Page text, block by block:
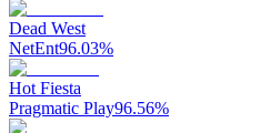
Dead West
NetEnt96.03%
Hot Fiesta
Pragmatic Play96.56%